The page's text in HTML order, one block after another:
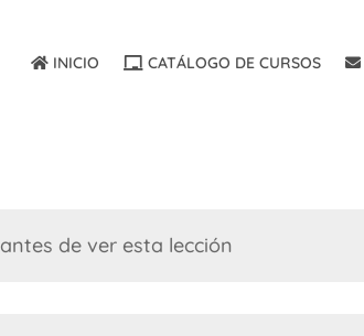
INICIO CATÁLOGO DE CURSOS
de ver esta lección